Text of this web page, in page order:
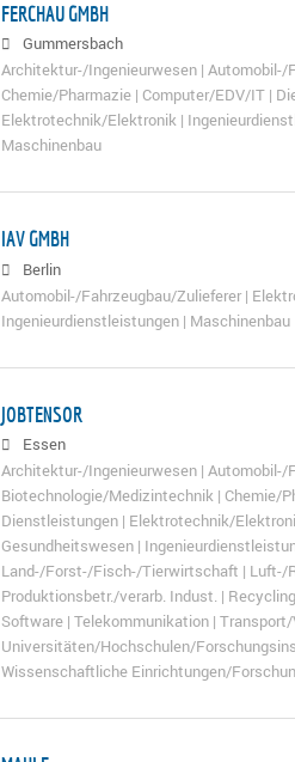
FERCHAU GMBH
Gummersbach
Architektur-/Ingenieurwesen | Automobil-/
Chemie/Pharmazie | Computer/EDV/IT |
Elektrotechnik/Elektronik |
Maschinenbau
IAV GMBH
Berlin
Automobil-/Fahrzeugbau/Zulieferer |
Ingenieurdienstleistungen | Maschinenbau
JOBTENSOR
Essen
Architektur-/Ingenieurwesen | Automobil-/
Biotechnologie/Medizintechnik | Chemie/
Dienstleistungen | Elektrotechnik/
Gesundheitswesen |
Land-/Forst-/Fisch-/Tierwirtschaft | Luft-/
Produktionsbetr./verarb. Indust. |
Software | Telekommunikation | Transport/
Universitäten/Hochschulen/
Wissenschaftliche Einrichtungen/